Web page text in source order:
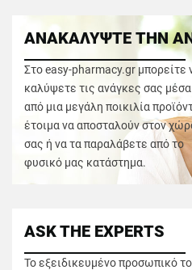
ΑΝΑΚΑΛΥΨΤΕ ΤΗΝ
Στο easy-pharmacy.gr μπορείτε
καλύψετε τις ανάγκες σας μέσα
από μια μεγάλη ποικιλία
έτοιμα να αποσταλούν στον
σας ή να τα παραλάβετε από το
φυσικό μας κατάστημα.
ASK THE EXPERTS
Το εξειδικευμένο προσωπικό